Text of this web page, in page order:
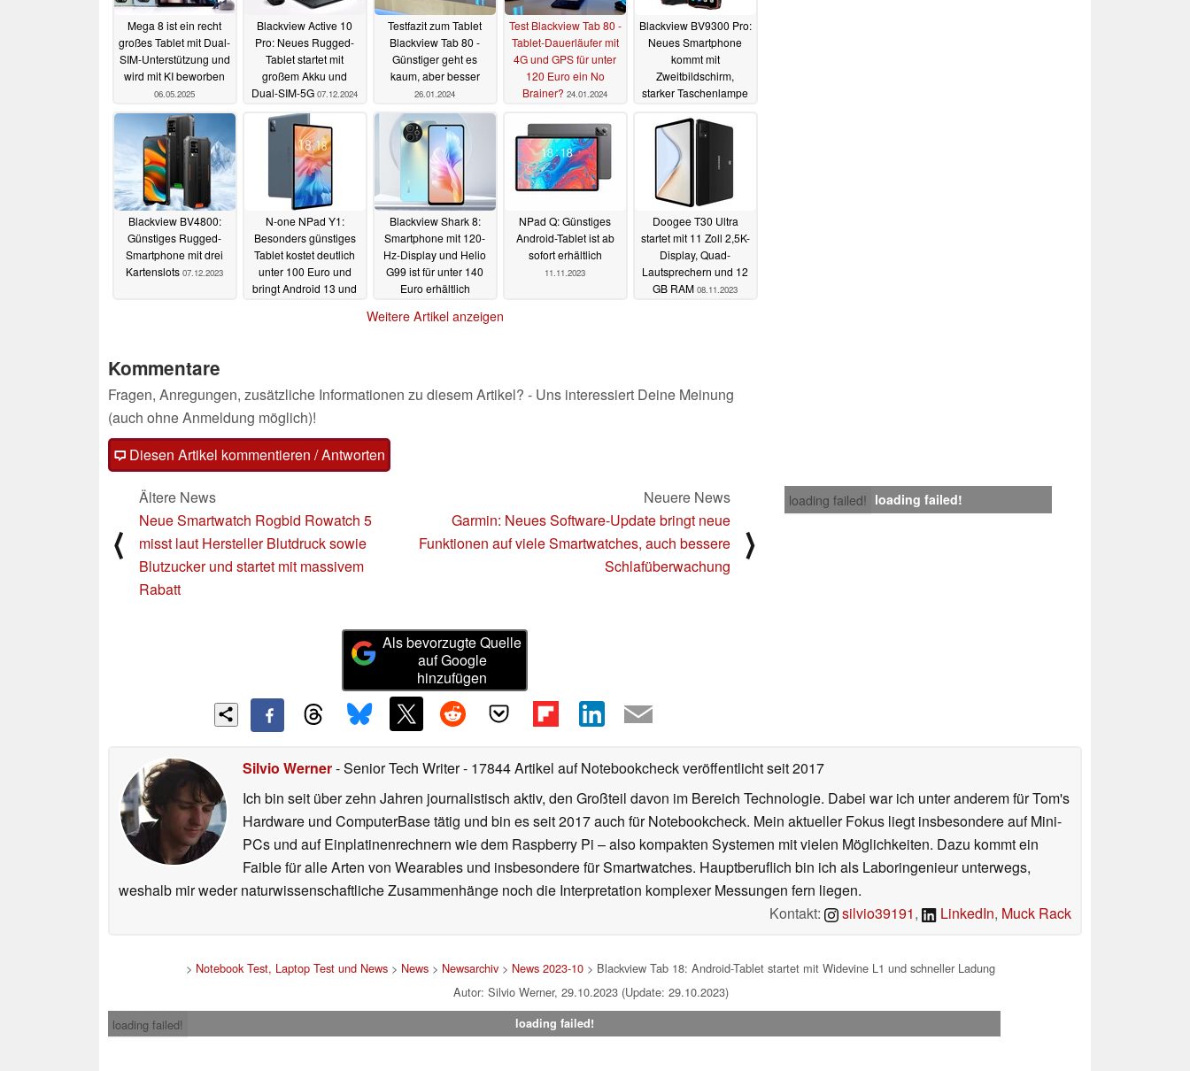
Mega 8 ist ein recht
großes Tablet mit Dual-
SIM-Unterstützung und
wird mit KI beworben
06.05.2025
Blackview Active 10
Pro: Neues Rugged-
Tablet startet mit
großem Akku und
Dual-SIM-5G 07.12.2024
Testfazit zum Tablet
Blackview Tab 80 -
Günstiger geht es
kaum, aber besser
26.01.2024
Test Blackview Tab 80 -
Tablet-Dauerläufer mit
4G und GPS für unter
120 Euro ein No
Brainer? 24.01.2024
Blackview BV9300 Pro:
Neues Smartphone
kommt mit
Zweitbildschirm,
starker Taschenlampe
12.12.2023
Blackview BV4800:
Günstiges Rugged-
Smartphone mit drei
Kartenslots 07.12.2023
N-one NPad Y1:
Besonders günstiges
Tablet kostet deutlich
unter 100 Euro und
bringt Android 13 und
Blackview Shark 8:
Smartphone mit 120-
Hz-Display und Helio
G99 ist für unter 140
Euro erhältlich
NPad Q: Günstiges
Android-Tablet ist ab
sofort erhältlich
11.11.2023
Doogee T30 Ultra
startet mit 11 Zoll 2,5K-
Display, Quad-
Lautsprechern und 12
GB RAM 08.11.2023
Weitere Artikel anzeigen
Kommentare
Fragen, Anregungen, zusätzliche Informationen zu diesem Artikel? - Uns interessiert Deine Meinung
(auch ohne Anmeldung möglich)!
Diesen Artikel kommentieren / Antworten
loading failed! loading failed!
⟨
Ältere News
Neue Smartwatch Rogbid Rowatch 5
misst laut Hersteller Blutdruck sowie
Blutzucker und startet mit massivem
Rabatt
Neuere News
Garmin: Neues Software-Update bringt neue
Funktionen auf viele Smartwatches, auch bessere
Schlafüberwachung
⟩
Als bevorzugte Quelle
auf Google
hinzufügen
Silvio Werner- Senior Tech Writer- 17844 Artikel auf Notebookcheck veröffentlichtseit 2017
Ich bin seit über zehn Jahren journalistisch aktiv, den Großteil davon im Bereich Technologie. Dabei war ich unter anderem für Tom's
Hardware und ComputerBase tätig und bin es seit 2017 auch für Notebookcheck. Mein aktueller Fokus liegt insbesondere auf Mini-
PCs und auf Einplatinenrechnern wie dem Raspberry Pi – also kompakten Systemen mit vielen Möglichkeiten. Dazu kommt ein
Faible für alle Arten von Wearables und insbesondere für Smartwatches. Hauptberuflich bin ich als Laboringenieur unterwegs,
weshalb mir weder naturwissenschaftliche Zusammenhänge noch die Interpretation komplexer Messungen fern liegen.
Kontakt:
silvio39191, LinkedIn, Muck Rack
> Notebook Test, Laptop Test und News > News > Newsarchiv > News 2023-10 > Blackview Tab 18: Android-Tablet startet mit Widevine L1 und schneller Ladung
Autor: Silvio Werner, 29.10.2023 (Update: 29.10.2023)
loading failed!
loading failed!